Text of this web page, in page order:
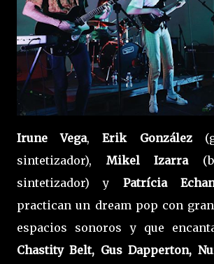
Irune Vega,Erik González
sintetizador), Mikel Izarra
sintetizador) y Patrícia
practican un dream pop con
espacios sonoros y que
Chastity Belt, Gus Dapperton,